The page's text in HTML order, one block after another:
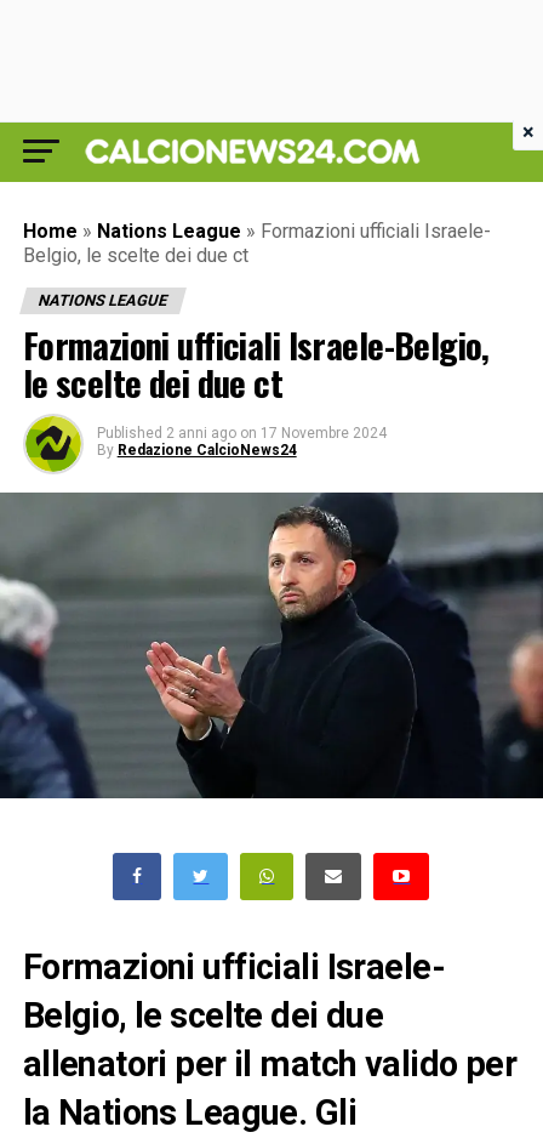
Home » Nations League » Formazioni ufficiali Israele-
Belgio, le scelte dei due ct
NATIONS LEAGUE
Formazioni ufficiali Israele-Belgio,
le scelte dei due ct
Published 2 anni ago on 17 Novembre 2024
By Redazione CalcioNews24
Formazioni ufficiali Israele-
Belgio, le scelte dei due
allenatori per il match valido per
la Nations League. Gli
×